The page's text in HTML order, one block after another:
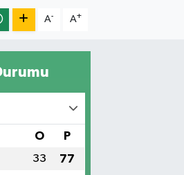
A- A+
O P
33 77